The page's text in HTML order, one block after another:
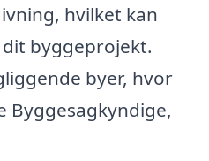
hvilket kan
byggeprojekt.
byer, hvor
Byggesagkyndige,